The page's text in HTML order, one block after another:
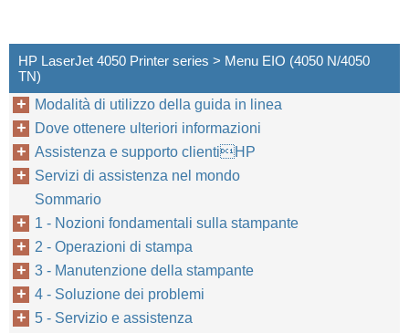
Menu del pannello di controllo
HP LaserJet 4050 Printer series > Menu EIO (4050 N/4050
TN)
Modalità di utilizzo della guida in linea
Dove ottenere ulteriori informazioni
Assistenza e supporto clientiHP
Servizi di assistenza nel mondo
Sommario
1 - Nozioni fondamentali sulla stampante
2 - Operazioni di stampa
3 - Manutenzione della stampante
4 - Soluzione dei problemi
5 - Servizio e assistenza